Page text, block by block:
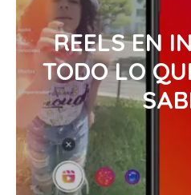
REELS EN
TODO LO